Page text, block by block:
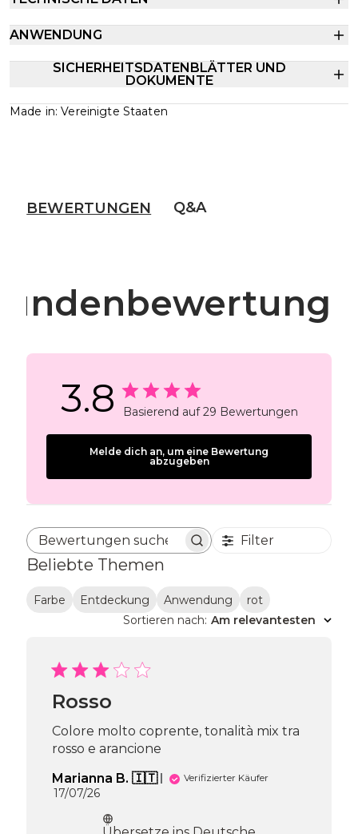
ANWENDUNG
SICHERHEITSDATENBLÄTTER UND
DOKUMENTE
Made in: Vereinigte Staaten
BEWERTUNGEN Q&A
3.8 Basierend auf 29 Bewertungen
Melde dich an, um eine Bewertung
abzugeben
Bewertungen suchen
Filter
Beliebte Themen
Farbe Entdeckung Anwendung
rot
Sortieren nach: Am relevantesten
Rosso
Colore molto coprente, tonalità mix tra
rosso e arancione
Marianna B. 🇮🇹
Verifizierter Käufer
Veröffentlichungsdatum
17/07/26